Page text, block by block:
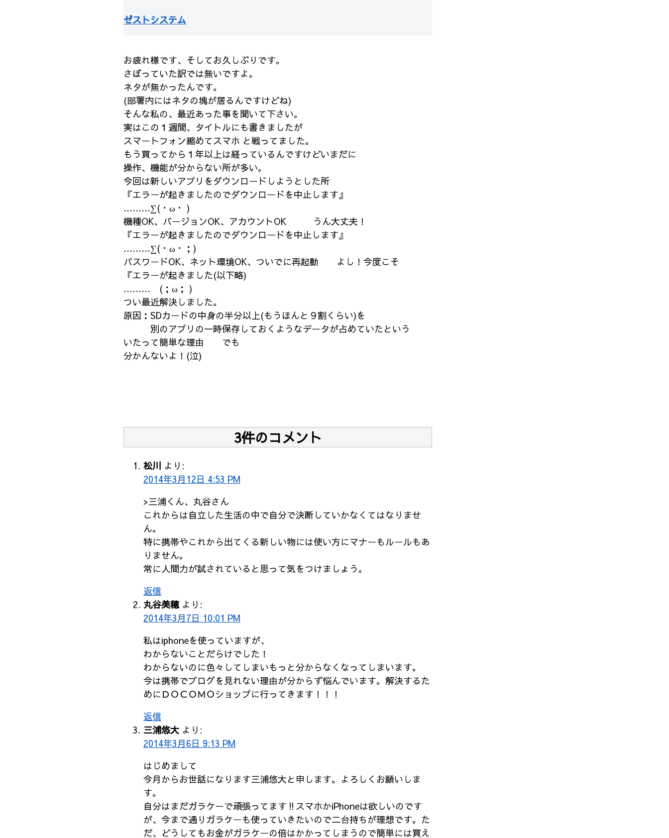
ゼストシステム
お疲れ様です、そしてお久しぶりです。
さぼっていた訳では無いですよ。
ネタが無かったんです。
(部署内にはネタの塊が居るんですけどね)
そんな私の、最近あった事を聞いて下さい。
実はこの１週間、タイトルにも書きましたが
スマートフォン縮めてスマホ と戦ってました。
もう買ってから１年以上は経っているんですけどいまだに
操作、機能が分からない所が多い。
今回は新しいアプリをダウンロードしようとした所
『エラーが起きましたのでダウンロードを中止します』
………∑(・ω・ )
機種OK、バージョンOK、アカウントOK うん大丈夫！
『エラーが起きましたのでダウンロードを中止します』
………∑(・ω・；)
パスワードOK、ネット環境OK、ついでに再起動 よし！今度こそ
『エラーが起きました(以下略)
……… (；ω； )
つい最近解決しました。
原因：SDカードの中身の半分以上(もうほんと９割くらい)を
別のアプリの一時保存しておくようなデータが占めていたという
いたって簡単な理由 でも
分かんないよ！(泣)
3件のコメント
松川 より:
2014年3月12日 4:53 PM
>三浦くん、丸谷さん
これからは自立した生活の中で自分で決断していかなくてはなりませ
ん。
特に携帯やこれから出てくる新しい物には使い方にマナーもルールもあ
りません。
常に人間力が試されていると思って気をつけましょう。
返信
丸谷美穂 より:
2014年3月7日 10:01 PM
私はiphoneを使っていますが、
わからないことだらけでした！
わからないのに色々してしまいもっと分からなくなってしまいます。
今は携帯でブログを見れない理由が分からず悩んでいます。解決するた
めにＤＯＣＯＭＯショップに行ってきます！！！
返信
三浦悠大 より:
2014年3月6日 9:13 PM
はじめまして
今月からお世話になります三浦悠大と申します。よろしくお願いしま
す。
自分はまだガラケーで頑張ってます‼スマホかiPhoneは欲しいのです
が、今まで通りガラケーも使っていきたいので二台持ちが理想です。た
だ、どうしてもお金がガラケーの倍はかかってしまうので簡単には買え